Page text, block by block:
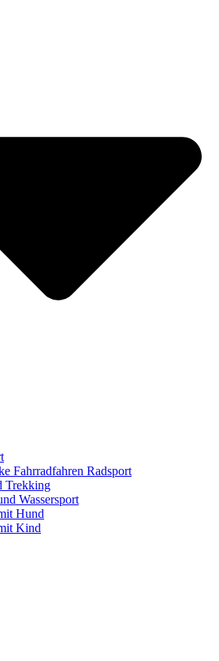
Fahrradfahren Radsport
Trekking
Wassersport
Hund
Kind